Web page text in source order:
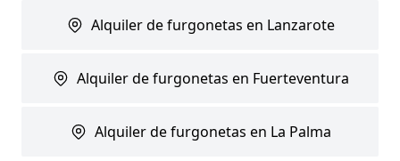
Alquiler de furgonetas en Lanzarote
Alquiler de furgonetas en Fuerteventura
Alquiler de furgonetas en La Palma